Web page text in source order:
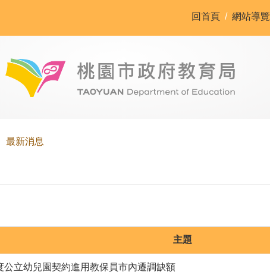
回首頁 網站導覽
最新消息
主題
公立幼兒園契約進用教保員市內遷調缺額